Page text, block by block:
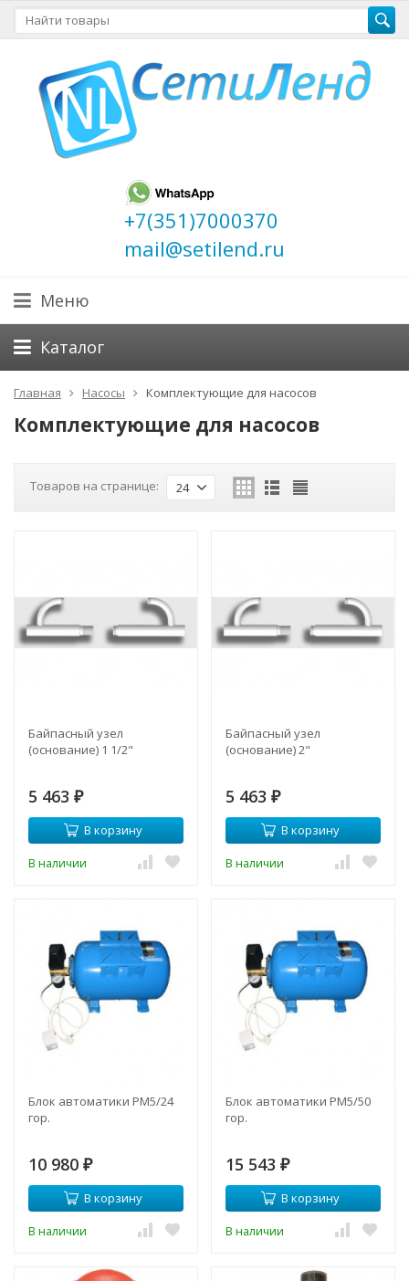
+7(351)7000370
mail@setilend.ru
Меню
Каталог
Главная Насосы Комплектующие для насосов
Комплектующие для насосов
Товаров на странице: 24
Байпасный узел
(основание) 1 1/2"
5 463 ₽
В корзину
В наличии
Байпасный узел
(основание) 2"
5 463 ₽
В корзину
В наличии
Блок автоматики РМ5/24
гор.
10 980 ₽
В корзину
В наличии
Блок автоматики РМ5/50
гор.
15 543 ₽
В корзину
В наличии